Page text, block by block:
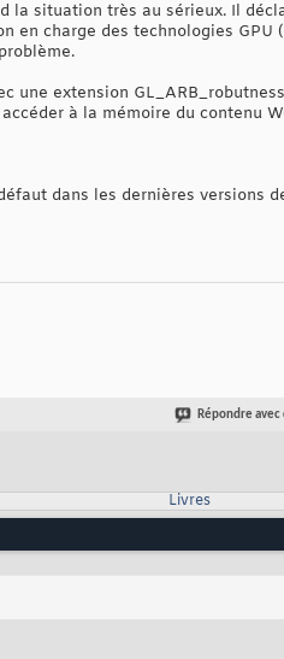
la situation très au sérieux. Il
en charge des technologies GPU
une extension
à la mémoire du contenu
dans les dernières versions
Répondre
Livres